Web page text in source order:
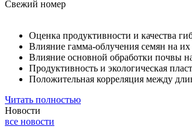
Свежий номер
Оценка продуктивности и качества
Влияние гамма-облучения семян на
Влияние основной обработки почвы
Продуктивность и экологическая
Положительная корреляция между
Читать полностью
Новости
все новости